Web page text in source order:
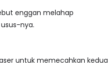
enggan melahap
nya.
untuk memecahkan kedua